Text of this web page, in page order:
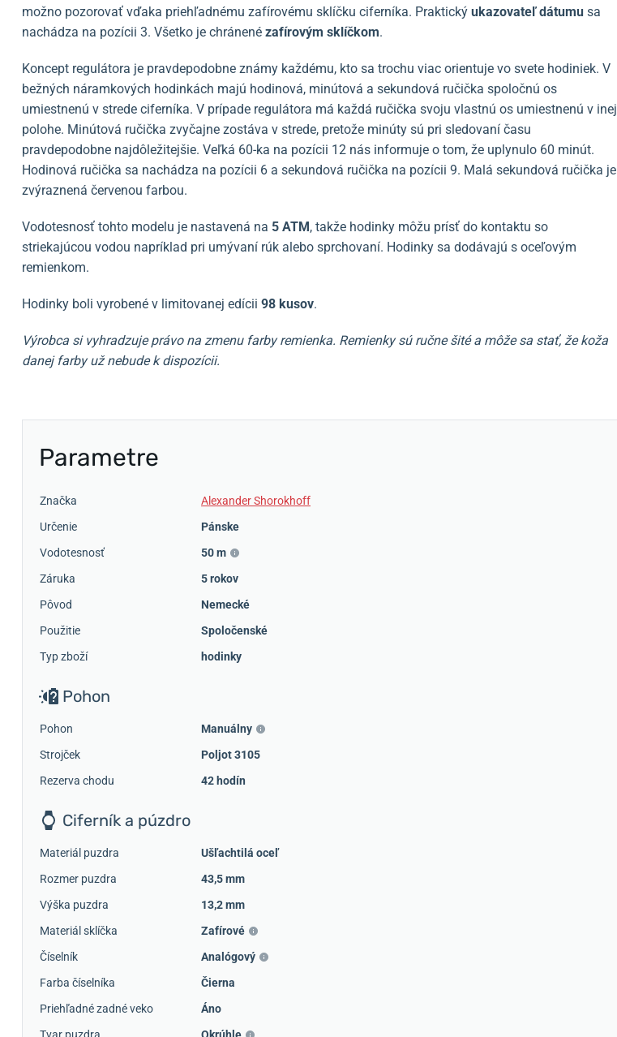
možno pozorovať vďaka priehľadnému zafírovému sklíčku ciferníka. Praktický ukazovateľ dátumu sa
nachádza na pozícii 3. Všetko je chránené zafírovým sklíčkom.
Koncept regulátora je pravdepodobne známy každému, kto sa trochu viac orientuje vo svete hodiniek. V
bežných náramkových hodinkách majú hodinová, minútová a sekundová ručička spoločnú os
umiestnenú v strede ciferníka. V prípade regulátora má každá ručička svoju vlastnú os umiestnenú v inej
polohe. Minútová ručička zvyčajne zostáva v strede, pretože minúty sú pri sledovaní času
pravdepodobne najdôležitejšie. Veľká 60-ka na pozícii 12 nás informuje o tom, že uplynulo 60 minút.
Hodinová ručička sa nachádza na pozícii 6 a sekundová ručička na pozícii 9. Malá sekundová ručička je
zvýraznená červenou farbou.
Vodotesnosť tohto modelu je nastavená na 5 ATM, takže hodinky môžu prísť do kontaktu so
striekajúcou vodou napríklad pri umývaní rúk alebo sprchovaní. Hodinky sa dodávajú s oceľovým
remienkom.
Hodinky boli vyrobené v limitovanej edícii 98 kusov.
Výrobca si vyhradzuje právo na zmenu farby remienka. Remienky sú ručne šité a môže sa stať, že koža
danej farby už nebude k dispozícii.
Parametre
Značka
Alexander Shorokhoff
Určenie
Pánske
Vodotesnosť
50 m
Záruka
5 rokov
Pôvod
Nemecké
Použitie
Spoločenské
Typ zboží
hodinky
Pohon
Pohon
Manuálny
Strojček
Poljot 3105
Rezerva chodu
42 hodín
Ciferník a púzdro
Materiál puzdra
Ušľachtilá oceľ
Rozmer puzdra
43,5 mm
Výška puzdra
13,2 mm
Materiál sklíčka
Zafírové
Číselník
Analógový
Farba číselníka
Čierna
Priehľadné zadné veko
Áno
Tvar puzdra
Okrúhle